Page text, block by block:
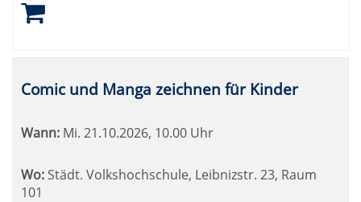
Comic und Manga zeichnen für Kinder
Wann: Mi. 21.10.2026, 10.00 Uhr
Wo: Städt. Volkshochschule, Leibnizstr. 23, Raum
101